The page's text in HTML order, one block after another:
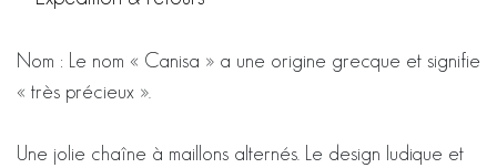
Nom : Le nom « Canisa » a une origine grecque et signifie
« très précieux ».
Une jolie chaîne à maillons alternés. Le design ludique et